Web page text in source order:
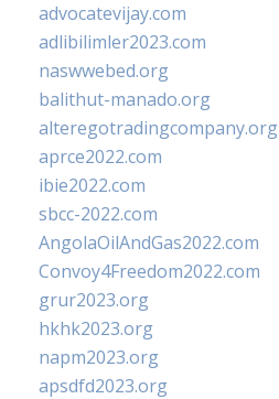
advocatevijay.com
adlibilimler2023.com
naswwebed.org
balithut-manado.org
alteregotradingcompany.org
aprce2022.com
ibie2022.com
sbcc-2022.com
AngolaOilAndGas2022.com
Convoy4Freedom2022.com
grur2023.org
hkhk2023.org
napm2023.org
apsdfd2023.org